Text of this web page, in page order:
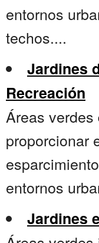
entornos
techos....
Jardines
Recreación
Áreas
proporcionar
entornos
Jardines